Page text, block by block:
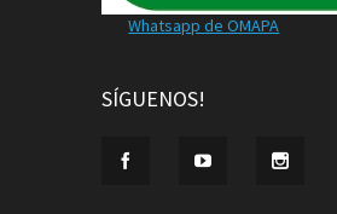
Whatsapp de OMAPA
SÍGUENOS!